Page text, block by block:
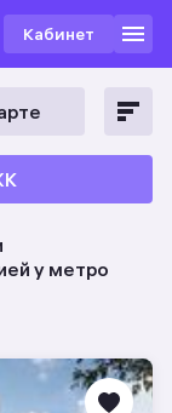
Кабинет
у метро